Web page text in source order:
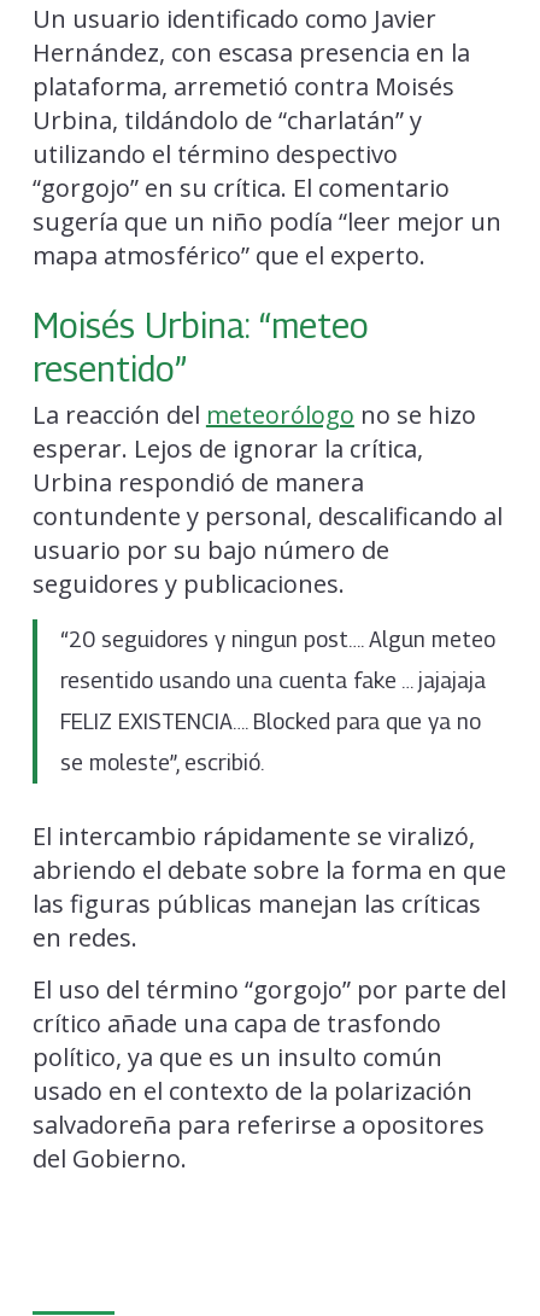
Un usuario identificado como Javier
Hernández, con escasa presencia en la
plataforma, arremetió contra Moisés
Urbina, tildándolo de “charlatán” y
utilizando el término despectivo
“gorgojo” en su crítica. El comentario
sugería que un niño podía “leer mejor un
mapa atmosférico” que el experto.
Moisés Urbina: “meteo
resentido”
La reacción del meteorólogo no se hizo
esperar. Lejos de ignorar la crítica,
Urbina respondió de manera
contundente y personal, descalificando al
usuario por su bajo número de
seguidores y publicaciones.
“20 seguidores y ningun post…. Algun meteo
resentido usando una cuenta fake … jajajaja
FELIZ EXISTENCIA…. Blocked para que ya no
se moleste”, escribió.
El intercambio rápidamente se viralizó,
abriendo el debate sobre la forma en que
las figuras públicas manejan las críticas
en redes.
El uso del término “gorgojo” por parte del
crítico añade una capa de trasfondo
político, ya que es un insulto común
usado en el contexto de la polarización
salvadoreña para referirse a opositores
del Gobierno.